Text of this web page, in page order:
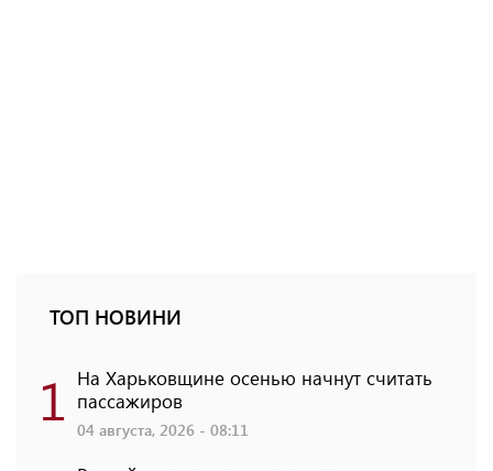
ТОП НОВИНИ
1 На Харьковщине осенью начнут считать
пассажиров
04 августа, 2026 - 08:11